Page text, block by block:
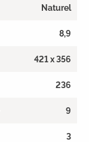
Naturel
8,9
421 x 356
236
9
3